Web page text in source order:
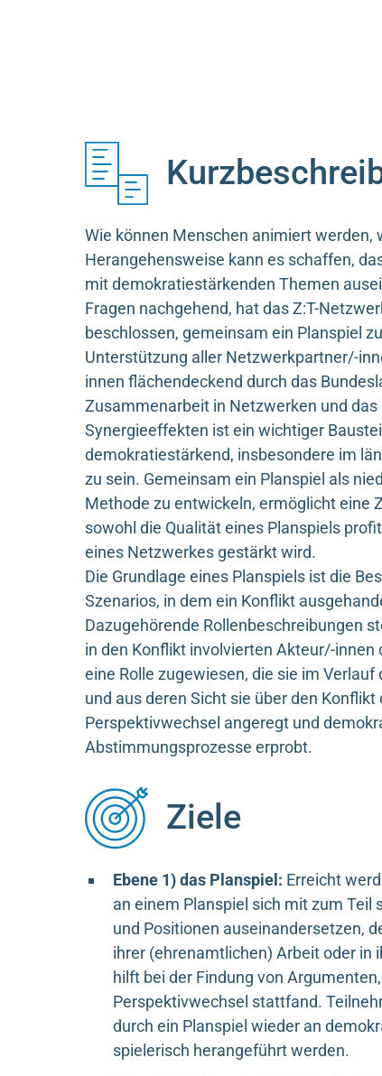
Wie können Menschen animiert werden,
Herangehensweise kann es schaffen,
mit demokratiestärkenden Themen
Fragen nachgehend, hat das Z:T-
beschlossen, gemeinsam ein Planspiel
Unterstützung aller Netzwerkpartner/-
innen flächendeckend durch das
Zusammenarbeit in Netzwerken und das
Synergieeffekten ist ein wichtiger
demokratiestärkend, insbesondere im
zu sein. Gemeinsam ein Planspiel als
Methode zu entwickeln, ermöglicht eine
sowohl die Qualität eines Planspiels
eines Netzwerkes gestärkt wird.
Die Grundlage eines Planspiels ist die
Szenarios, in dem ein Konflikt
Dazugehörende Rollenbeschreibungen
in den Konflikt involvierten Akteur/-innen
eine Rolle zugewiesen, die sie im
und aus deren Sicht sie über den
Perspektivwechsel angeregt und
Abstimmungsprozesse erprobt.
Ziele
Ebene 1) das Planspiel: Erreicht
an einem Planspiel sich mit zum Teil
und Positionen auseinandersetzen,
ihrer (ehrenamtlichen) Arbeit oder in
hilft bei der Findung von
Perspektivwechsel stattfand.
durch ein Planspiel wieder an
spielerisch herangeführt werden.